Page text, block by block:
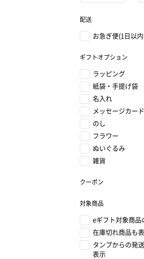
配送
お急ぎ便(1日以
ギフトオプション
ラッピング
紙袋・手提げ袋
名入れ
メッセージカード
のし
フラワー
ぬいぐるみ
雑貨
クーポン
対象商品
eギフト対象商品
在庫切れ商品も
タンプからの発
表示